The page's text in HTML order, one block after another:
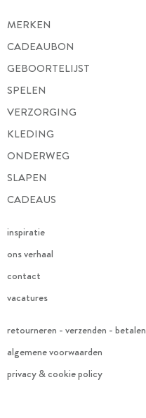
MERKEN
CADEAUBON
GEBOORTELIJST
SPELEN
VERZORGING
KLEDING
ONDERWEG
SLAPEN
CADEAUS
inspiratie
ons verhaal
contact
vacatures
retourneren - verzenden - betalen
algemene voorwaarden
privacy & cookie policy